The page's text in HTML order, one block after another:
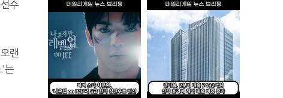
수
랜
'는